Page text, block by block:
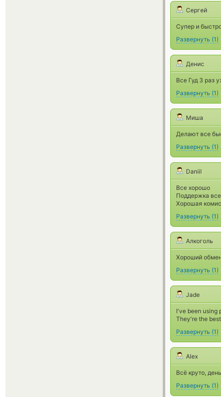
Сергей
Супер и
Развернуть (1)
Денис
Все Гуд 3 раз
Развернуть (1)
Миша
Делают все
Развернуть (1)
Daniil
Все хорошо
Поддержка
Хорошая
Развернуть (1)
Алкоголь
Хороший
Развернуть (1)
Jade
I've been using
They're the
Развернуть (1)
Alex
Всё круто,
Развернуть (1)